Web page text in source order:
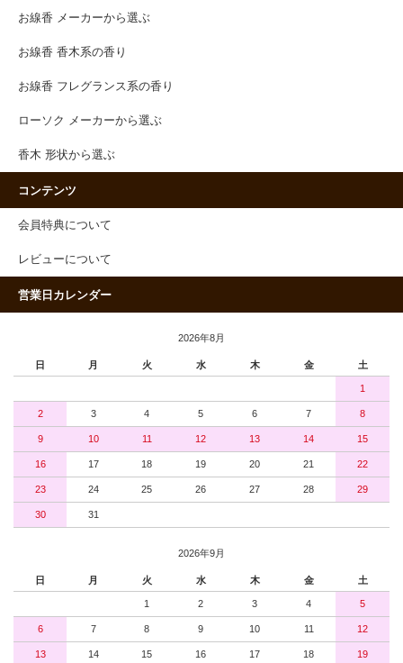
お線香 メーカーから選ぶ
お線香 香木系の香り
お線香 フレグランス系の香り
ローソク メーカーから選ぶ
香木 形状から選ぶ
コンテンツ
会員特典について
レビューについて
営業日カレンダー
2026年8月
日 月 火 水 木 金 土
1
2 3 4 5 6 7 8
9 10 11 12 13 14 15
16 17 18 19 20 21 22
23 24 25 26 27 28 29
30 31
2026年9月
日 月 火 水 木 金 土
1 2 3 4 5
6 7 8 9 10 11 12
13 14 15 16 17 18 19